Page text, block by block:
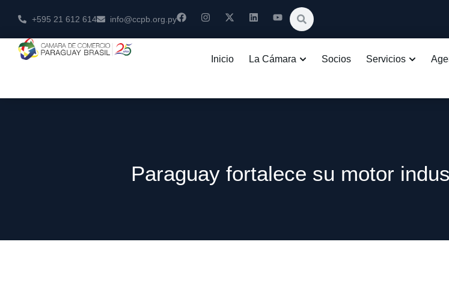
+595 21 612 614 info@ccpb.org.py
Inicio La Cámara Socios Servicios
Paraguay fortalece su motor